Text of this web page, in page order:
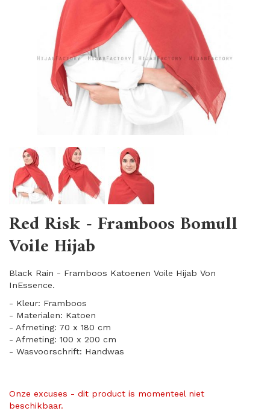
Red Risk - Framboos Bomull
Voile Hijab
Black Rain - Framboos Katoenen Voile Hijab Von
InEssence.
- Kleur: Framboos
- Materialen: Katoen
- Afmeting: 70 x 180 cm
- Afmeting: 100 x 200 cm
- Wasvoorschrift: Handwas
Onze excuses - dit product is momenteel niet
beschikbaar.